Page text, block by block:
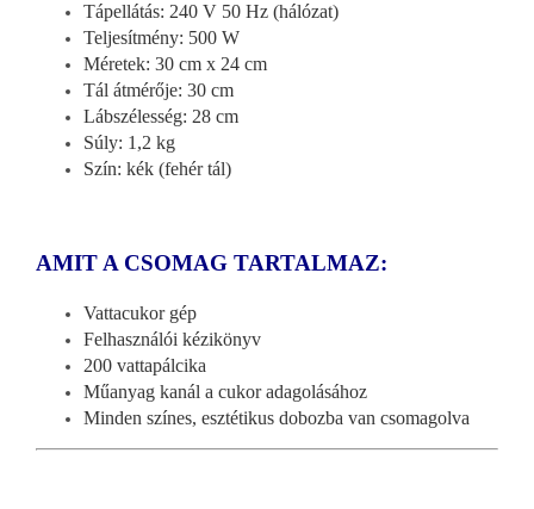
Tápellátás: 240 V 50 Hz (hálózat)
Teljesítmény: 500 W
Méretek: 30 cm x 24 cm
Tál átmérője: 30 cm
Lábszélesség: 28 cm
Súly: 1,2 kg
Szín: kék (fehér tál)
AMIT A CSOMAG TARTALMAZ:
Vattacukor gép
Felhasználói kézikönyv
200 vattapálcika
Műanyag kanál a cukor adagolásához
Minden színes, esztétikus dobozba van csomagolva